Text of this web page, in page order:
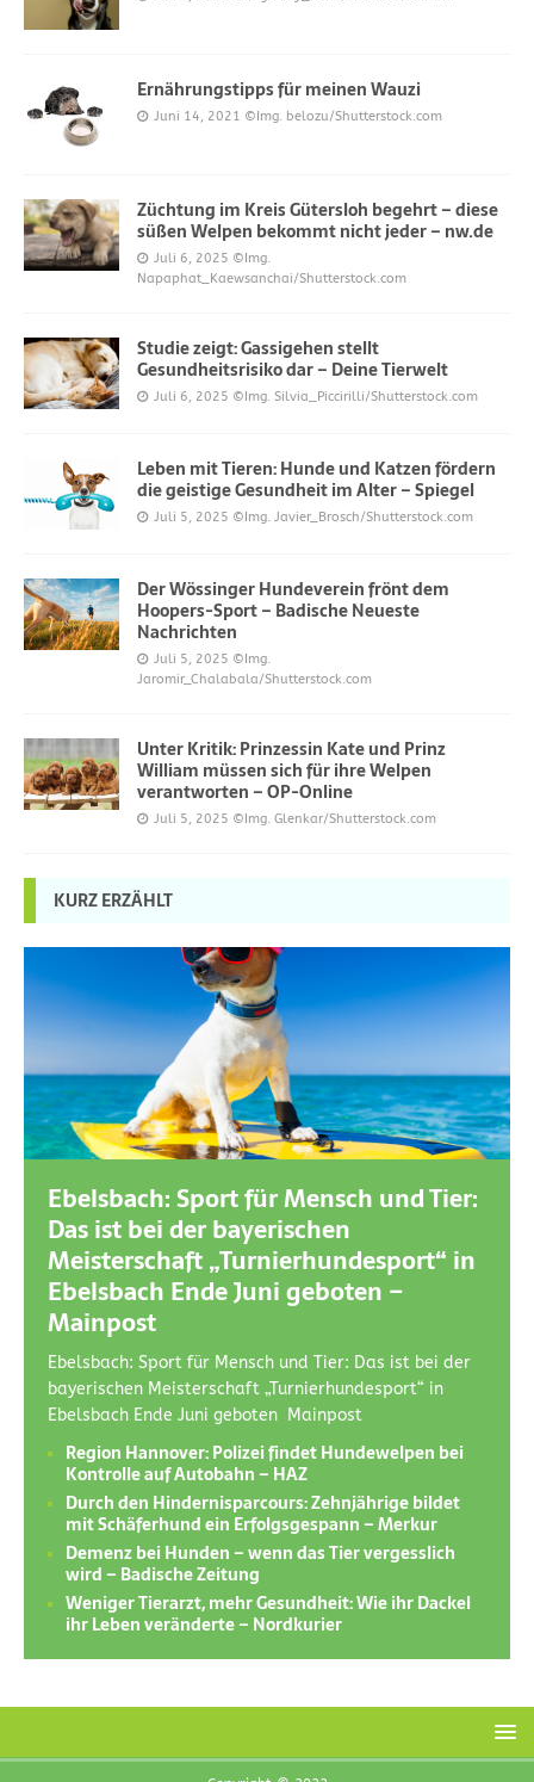
Ernährungstipps für meinen Wauzi
Juni 14, 2021 ©Img. belozu/Shutterstock.com
Züchtung im Kreis Gütersloh begehrt – diese
süßen Welpen bekommt nicht jeder – nw.de
Juli 6, 2025 ©Img.
Napaphat_Kaewsanchai/Shutterstock.com
Studie zeigt: Gassigehen stellt
Gesundheitsrisiko dar – Deine Tierwelt
Juli 6, 2025 ©Img. Silvia_Piccirilli/Shutterstock.com
Leben mit Tieren: Hunde und Katzen fördern
die geistige Gesundheit im Alter – Spiegel
Juli 5, 2025 ©Img. Javier_Brosch/Shutterstock.com
Der Wössinger Hundeverein frönt dem
Hoopers-Sport – Badische Neueste
Nachrichten
Juli 5, 2025 ©Img.
Jaromir_Chalabala/Shutterstock.com
Unter Kritik: Prinzessin Kate und Prinz
William müssen sich für ihre Welpen
verantworten – OP-Online
Juli 5, 2025 ©Img. Glenkar/Shutterstock.com
KURZ ERZÄHLT
Ebelsbach: Sport für Mensch und Tier:
Das ist bei der bayerischen
Meisterschaft „Turnierhundesport“ in
Ebelsbach Ende Juni geboten –
Mainpost
Ebelsbach: Sport für Mensch und Tier: Das ist bei der
bayerischen Meisterschaft „Turnierhundesport“ in
Ebelsbach Ende Juni geboten Mainpost
Region Hannover: Polizei findet Hundewelpen bei
Kontrolle auf Autobahn – HAZ
Durch den Hindernisparcours: Zehnjährige bildet
mit Schäferhund ein Erfolgsgespann – Merkur
Demenz bei Hunden – wenn das Tier vergesslich
wird – Badische Zeitung
Weniger Tierarzt, mehr Gesundheit: Wie ihr Dackel
ihr Leben veränderte – Nordkurier